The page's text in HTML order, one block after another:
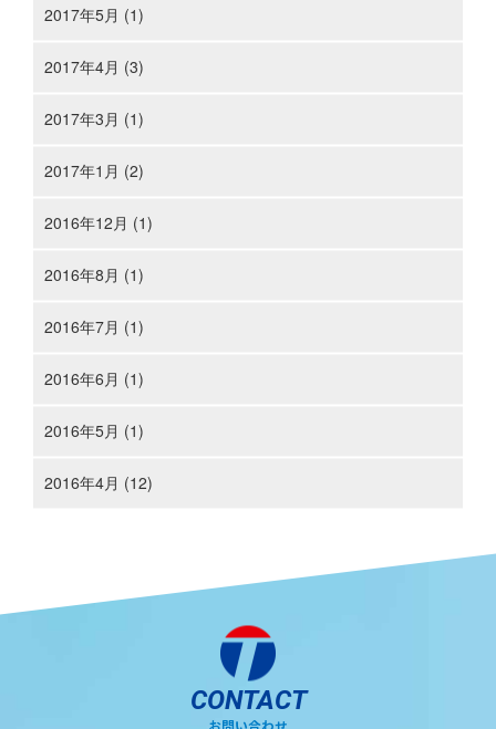
2017年5月 (1)
2017年4月 (3)
2017年3月 (1)
2017年1月 (2)
2016年12月 (1)
2016年8月 (1)
2016年7月 (1)
2016年6月 (1)
2016年5月 (1)
2016年4月 (12)
CONTACT